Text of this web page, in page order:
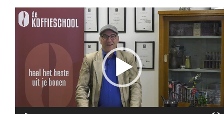
Videospeler